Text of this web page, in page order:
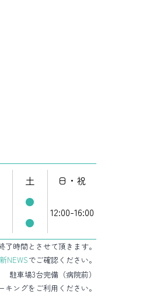
土
日・祝
●
12:00-16:00
●
時間とさせて頂きます。
NEWSでご確認ください。
駐車場3台完備（病院前）
ングをご利用ください。